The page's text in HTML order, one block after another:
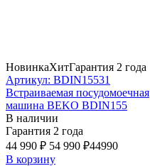
НовинкаХитГарантия 2 года
Артикул: BDIN15531
Встраиваемая посудомоечная
машина BEKO BDIN155
В наличии
Гарантия 2 года
44 990 ₽ 54 990 ₽44990
В корзину